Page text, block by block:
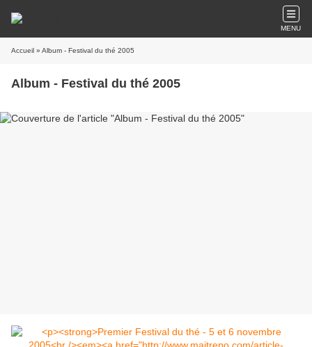
MENU
Accueil » Album - Festival du thé 2005
Album - Festival du thé 2005